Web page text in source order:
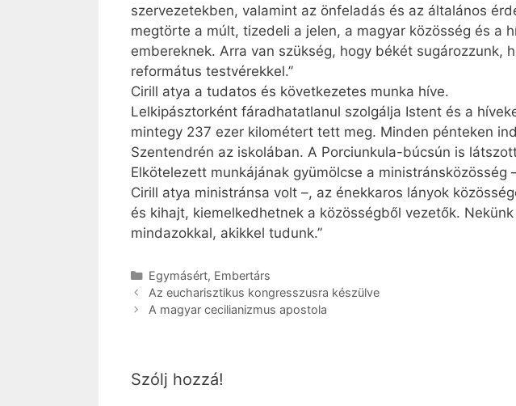
szervezetekben, valamint az önfeladás és az általános
megtörte a múlt, tizedeli a jelen, a magyar közösség és a
embereknek. Arra van szükség, hogy békét
református testvérekkel.”
Cirill atya a tudatos és következetes munka híve.
Lelkipásztorként fáradhatatlanul szolgálja Istent és a
mintegy 237 ezer kilométert tett meg. Minden pénteken
Szentendrén az iskolában. A Porciunkula-búcsún is
Elkötelezett munkájának gyümölcse a
Cirill atya ministránsa volt –, az énekkaros lányok
és kihajt, kiemelkedhetnek a közösségből vezetők.
mindazokkal, akikkel tudunk.”
Kategória
Egymásért, Embertárs
Az eucharisztikus kongresszusra készülve
A magyar cecilianizmus apostola
Szólj hozzá!